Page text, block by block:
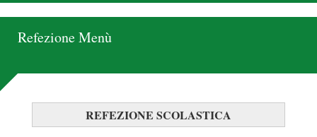
Refezione Menù
REFEZIONE SCOLASTICA